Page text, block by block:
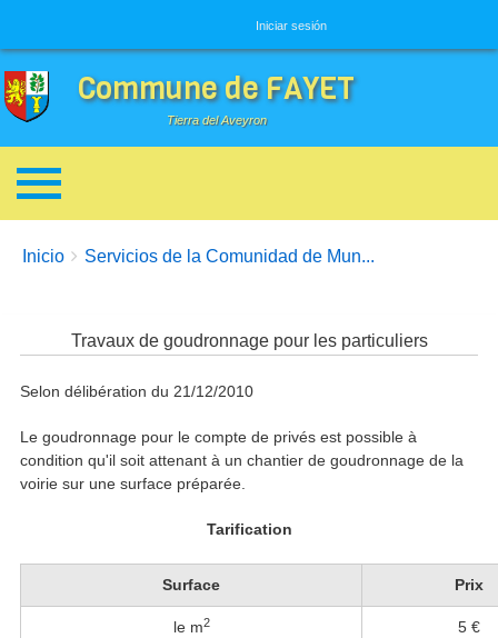
Iniciar sesión
Commune de FAYET
Tierra del Aveyron
Enlaces de ayuda a la navegación
You are here:
Inicio Servicios de la Comunidad de Mun...
Travaux de goudronnage pour les particuliers
Selon délibération du 21/12/2010
Le goudronnage pour le compte de privés est possible à
condition qu'il soit attenant à un chantier de goudronnage de la
voirie sur une surface préparée.
Tarification
Surface Prix
le m2 5 €